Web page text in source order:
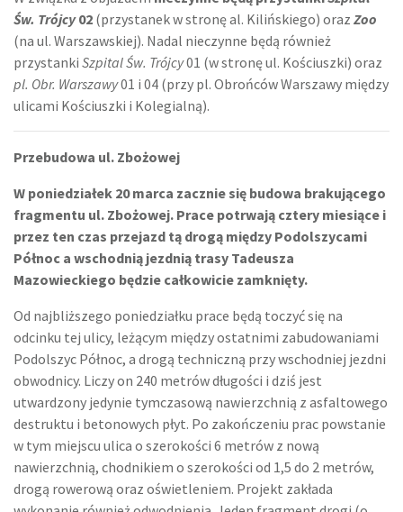
Św. Trójcy02 (przystanek w stronę al. Kilińskiego) oraz Zoo
(na ul. Warszawskiej). Nadal nieczynne będą również
przystanki Szpital Św. Trójcy01 (w stronę ul. Kościuszki) oraz
pl. Obr. Warszawy01 i 04 (przy pl. Obrońców Warszawy między
ulicami Kościuszki i Kolegialną).
Przebudowa ul. Zbożowej
W poniedziałek 20 marca zacznie się budowa brakującego
fragmentu ul. Zbożowej. Prace potrwają cztery miesiące i
przez ten czas przejazd tą drogą między Podolszycami
Północ a wschodnią jezdnią trasy Tadeusza
Mazowieckiego będzie całkowicie zamknięty.
Od najbliższego poniedziałku prace będą toczyć się na
odcinku tej ulicy, leżącym między ostatnimi zabudowaniami
Podolszyc Północ, a drogą techniczną przy wschodniej jezdni
obwodnicy. Liczy on 240 metrów długości i dziś jest
utwardzony jedynie tymczasową nawierzchnią z asfaltowego
destruktu i betonowych płyt. Po zakończeniu prac powstanie
w tym miejscu ulica o szerokości 6 metrów z nową
nawierzchnią, chodnikiem o szerokości od 1,5 do 2 metrów,
drogą rowerową oraz oświetleniem. Projekt zakłada